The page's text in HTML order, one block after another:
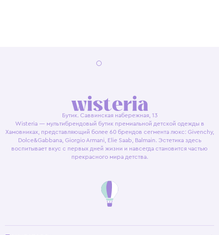
Бутик. Саввинская набережная, 13
Wisteria — мультибрендовый бутик премиальной детской одежды в
Хамовниках, представляющий более 60 брендов сегмента люкс: Givenchy,
Dolce&Gabbana, Giorgio Armani, Elie Saab, Balmain. Эстетика здесь
воспитывает вкус с первых дней жизни и навсегда становится частью
прекрасного мира детства.